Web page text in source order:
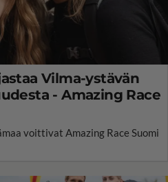
Vilma-ystävän
- Amazing Race
voittivat Amazing Race Suomi